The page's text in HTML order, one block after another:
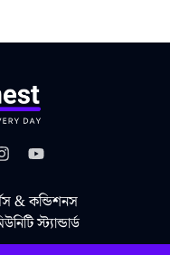
& কন্ডিশনস
স্ট্যান্ডার্ড